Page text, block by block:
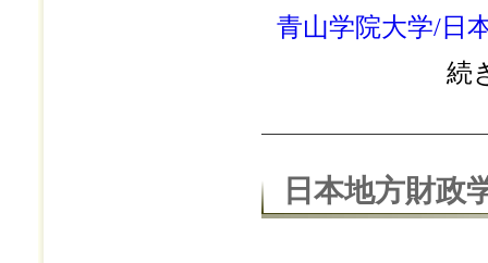
青山学院大学/日
続
日本地方財政